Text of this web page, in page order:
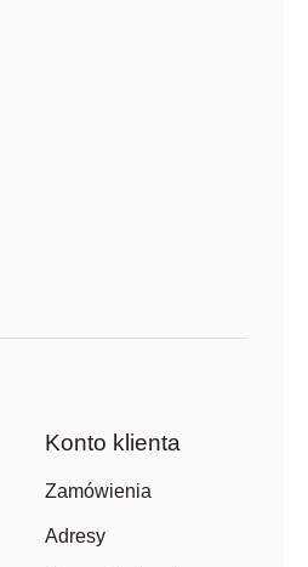
Konto klienta
Zamówienia
Adresy